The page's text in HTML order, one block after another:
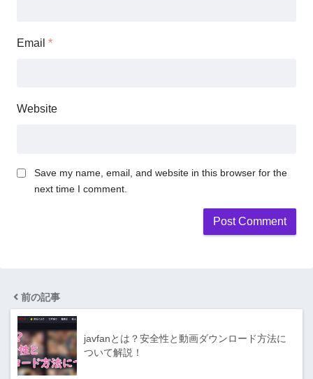
Email *
Website
Save my name, email, and website in this browser for the
next time I comment.
前の記事
javfanとは？安全性と動画ダウンロード方法に
ついて解説！